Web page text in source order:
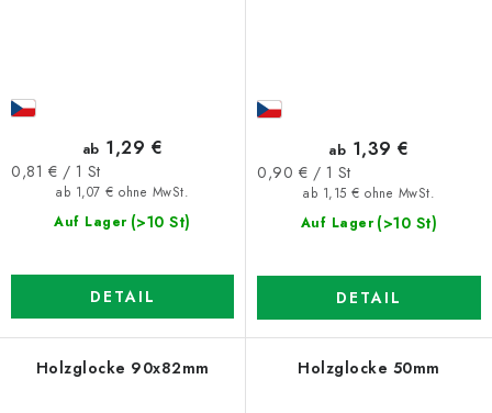
Auf Lager (>10 St)
ab 1,07 € ohne MwSt.
ab 1,29 €
Verkaufspreis:
0,81 € / 1 St
DETAIL
Auf Lager (>10 St)
ab 1,15 € ohne MwSt.
ab 1,39 €
Verkaufspreis:
0,90 € / 1 St
DETAIL
Holzglocke 90x82mm Holzglocke 50mm